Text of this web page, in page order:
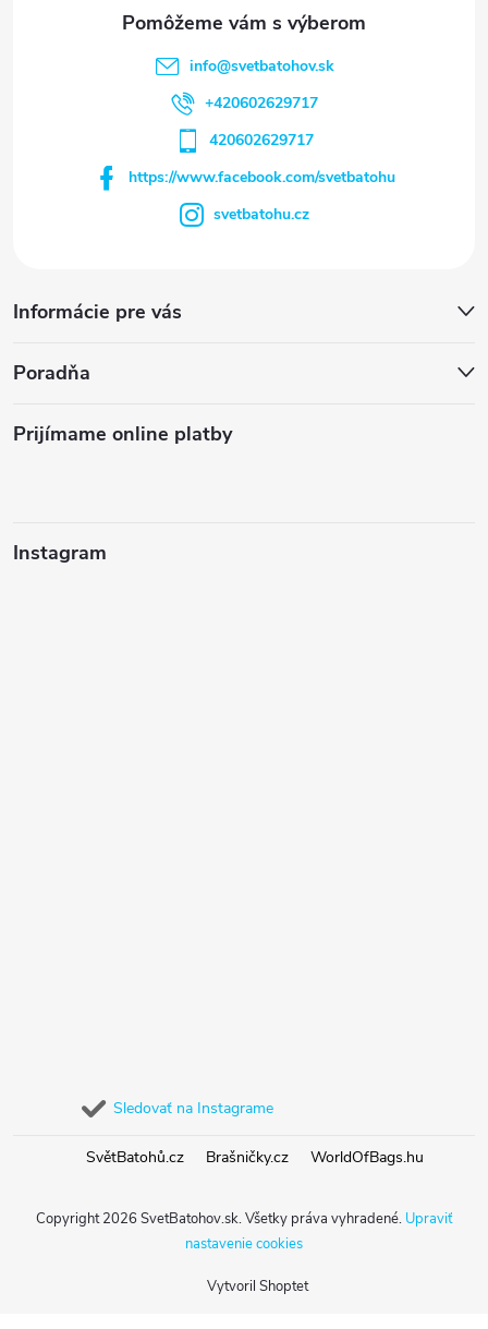
info@svetbatohov.sk
+420602629717
420602629717
https://www.facebook.com/svetbatohu
svetbatohu.cz
Informácie pre vás
Poradňa
Prijímame online platby
Instagram
Sledovať na Instagrame
SvětBatohů.cz Brašničky.cz WorldOfBags.hu
Vytvoril Shoptet
Copyright 2026 SvetBatohov.sk. Všetky práva vyhradené. Upraviť
nastavenie cookies